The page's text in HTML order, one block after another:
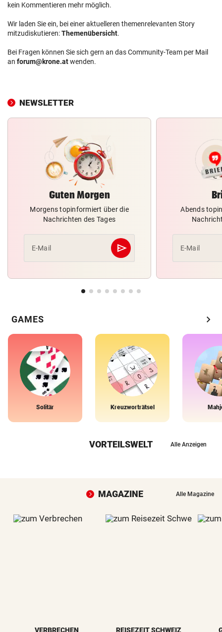
kein Kommentieren mehr möglich.
Wir laden Sie ein, bei einer aktuelleren themenrelevanten Story
mitzudiskutieren:Themenübersicht.
Bei Fragen können Sie sich gern an das Community-Team per Mail
an forum@krone.atwenden.
NEWSLETTER
Guten Morgen
Morgens topinformiert über die
Nachrichten des Tages
E-Mail send
Abschicken
Abends
E-Mail
GAMES chevron_right
Solitär Kreuzworträtsel
VORTEILSWELT Alle Anzeigen
MAGAZINE Alle Magazine
VERBRECHEN REISEZEIT SCHWEIZ